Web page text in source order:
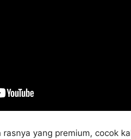
yang premium, cocok